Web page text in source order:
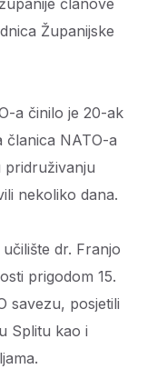
članove
Županijske
a činilo je 20-ak
članica NATO-a
pridruživanju
nekoliko dana.
dr. Franjo
prigodom 15.
savezu, posjetili
Splitu kao i